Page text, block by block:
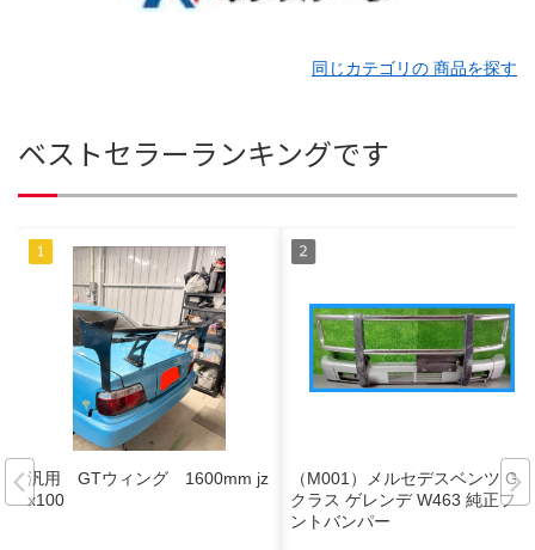
同じカテゴリの 商品を探す
ベストセラーランキングです
汎用 GTウィング 1600mm jz
x100
（M001）メルセデスベンツ G
クラス ゲレンデ W463 純正フロ
ントバンパー